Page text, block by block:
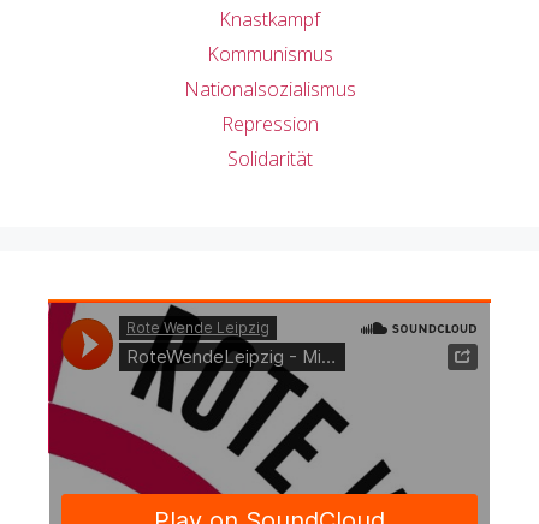
Knastkampf
Kommunismus
Nationalsozialismus
Repression
Solidarität